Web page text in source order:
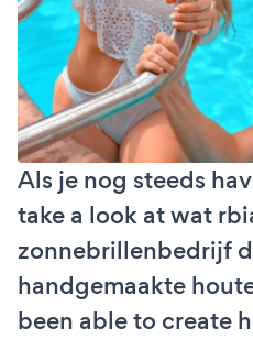
Als je nog steeds
take a look at wat
zonnebrillenbedrijf
handgemaakte
been able to create